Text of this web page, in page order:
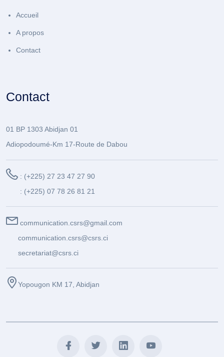
Accueil
A propos
Contact
Contact
01 BP 1303 Abidjan 01
Adiopodoumé-Km 17-Route de Dabou
: (+225) 27 23 47 27 90
: (+225) 07 78 26 81 21
communication.csrs@gmail.com
communication.csrs@csrs.ci
secretariat@csrs.ci
Yopougon KM 17, Abidjan